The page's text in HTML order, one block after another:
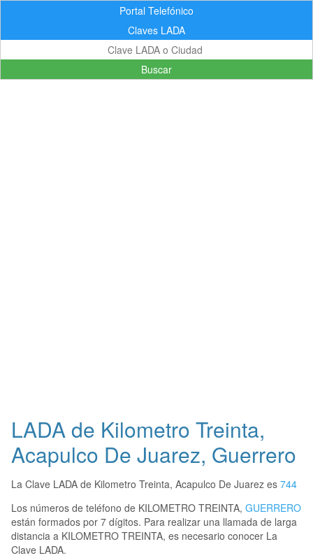
Portal Telefónico
Claves LADA
Buscar
LADA de Kilometro Treinta,
Acapulco De Juarez, Guerrero
La Clave LADA de Kilometro Treinta, Acapulco De Juarez es 744
Los números de teléfono de KILOMETRO TREINTA, GUERRERO
están formados por 7 dígitos. Para realizar una llamada de larga
distancia a KILOMETRO TREINTA, es necesario conocer La
Clave LADA.